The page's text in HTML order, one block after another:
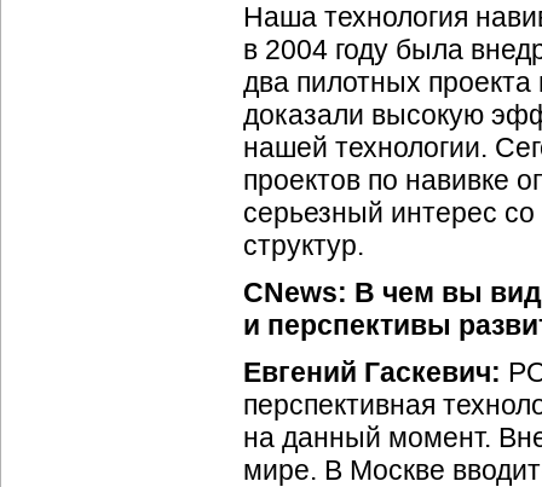
Наша технология
в 2004 году была
два пилотных
доказали высокую
нашей технологии.
проектов по навивке
серьезный интерес
структур.
CNews: В чем вы
и перспективы
Евгений Гаскевич:
перспективная
на данный момент.
мире. В Москве